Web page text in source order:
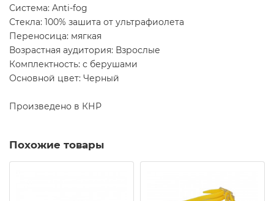
Система: Anti-fog
Стекла: 100% зашита от ультрафиолета
Переносица: мягкая
Возрастная аудитория: Взрослые
Комплектность: с берушами
Основной цвет: Черный
Произведено в КНР
Похожие товары